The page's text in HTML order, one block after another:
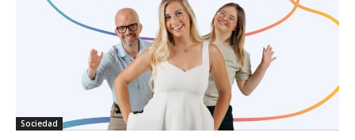
Sociedad